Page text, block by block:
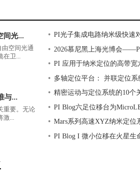
间光...
由空间光通
在卫...
与...
重要。无论
激...
• PI光子集成电路纳米级快速
• 2026慕尼黑上海光博会
• PI 应用于纳米定位的高带
• 多轴定位平台： 并联定位系
• 精密运动与定位系统的10个
• PI Blog六足位移台为
• Mars系列高速XYZ纳米定位
• PI Blog I 微小位移在火星生